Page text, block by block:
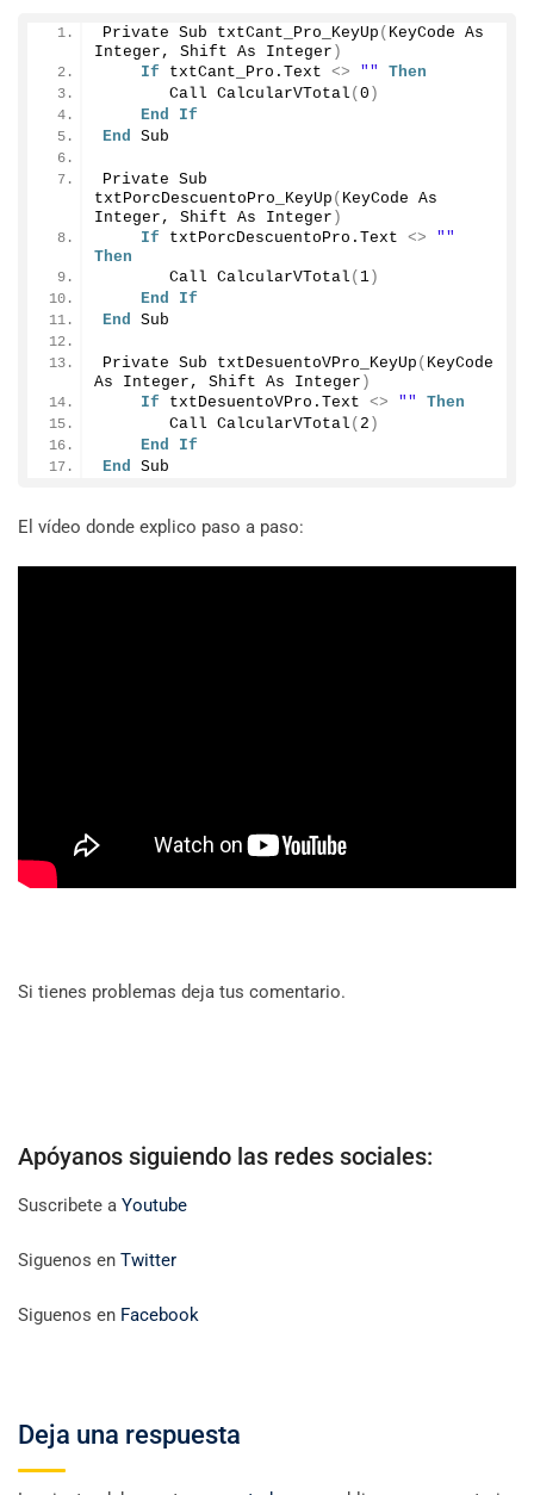
Private Sub txtCant_Pro_KeyUp ( KeyCode As
Integer, Shift As Integer )
If txtCant_Pro. Text <> ""
Then
       Call
CalcularVTotal ( 0 )
End
If
End Sub
txtPorcDescuentoPro_KeyUp ( KeyCode As
Integer, Shift As Integer )
If txtPorcDescuentoPro. Text <>
""
Then
       Call
CalcularVTotal ( 1 )
End
If
End Sub
Private Sub txtDesuentoVPro_KeyUp ( KeyCode
As Integer, Shift As Integer )
If txtDesuentoVPro. Text <> ""
Then
       Call
CalcularVTotal ( 2 )
End
If
End Sub
El vídeo donde explico paso a paso:
Si tienes problemas deja tus comentario.
Apóyanos siguiendo las redes sociales:
Suscribete a Youtube
Siguenos en Twitter
Siguenos en Facebook
Deja una respuesta